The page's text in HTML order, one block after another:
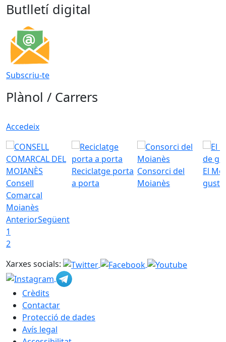
Butlletí digital
Subscriu-te
Plànol / Carrers
Accedeix
Consell
Comarcal
Moianès
Reciclatge porta
a porta
Consorci del
Moianès
El
gust
AnteriorSegüent
1
2
Xarxes socials:
Crèdits
Contactar
Protecció de dades
Avís legal